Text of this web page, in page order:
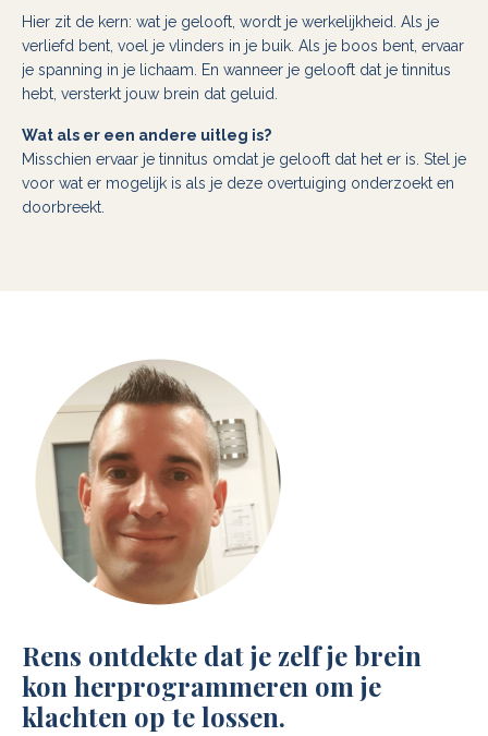
Hier zit de kern: wat je gelooft, wordt je werkelijkheid. Als je
verliefd bent, voel je vlinders in je buik. Als je boos bent, ervaar
je spanning in je lichaam. En wanneer je gelooft dat je tinnitus
hebt, versterkt jouw brein dat geluid.
Wat als er een andere uitleg is?
Misschien ervaar je tinnitus omdat je gelooft dat het er is. Stel je
voor wat er mogelijk is als je deze overtuiging onderzoekt en
doorbreekt.
Rens ontdekte dat je zelf je brein
kon herprogrammeren om je
klachten op te lossen.